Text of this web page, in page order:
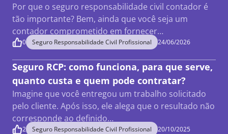
Por que o seguro responsabilidade civil contador é
tão importante? Bem, ainda que você seja um
contador comprometido em fornecer…
0 Seguro Responsabilidade Civil Profissional 24/06/2026
Seguro RCP: como funciona, para que serve,
quanto custa e quem pode contratar?
Imagine que você entregou um trabalho solicitado
pelo cliente. Após isso, ele alega que o resultado não
corresponde ao definido…
2 Seguro Responsabilidade Civil Profissional 20/10/2025